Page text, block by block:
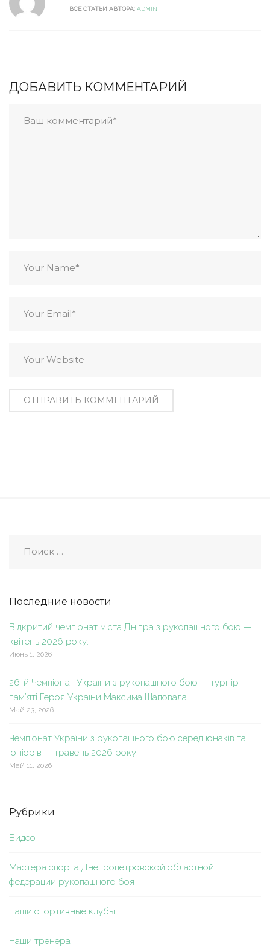
ВСЕ СТАТЬИ АВТОРА: ADMIN
ДОБАВИТЬ КОММЕНТАРИЙ
Последние новости
Відкритий чемпіонат міста Дніпра з рукопашного бою —
квітень 2026 року.
Июнь 1, 2026
26-й Чемпіонат України з рукопашного бою — турнір
пам’яті Героя України Максима Шаповала.
Май 23, 2026
Чемпіонат України з рукопашного бою серед юнаків та
юніорів — травень 2026 року.
Май 11, 2026
Рубрики
Видео
Мастера спорта Днепропетровской областной
федерации рукопашного боя
Наши спортивные клубы
Наши тренера